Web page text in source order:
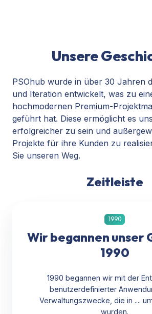
Unsere
PSOhub wurde in über 30 Jahren
und Iteration entwickelt, was zu
hochmodernen Premium-
geführt hat. Diese ermöglicht es
erfolgreicher zu sein und
Projekte für ihre Kunden zu
Sie unseren Weg.
Zeitleiste
1990
Wir begannen unser
1990
1990 begannen wir mit der
benutzerdefinierter
Verwaltungszwecke, die in ....
wurden.